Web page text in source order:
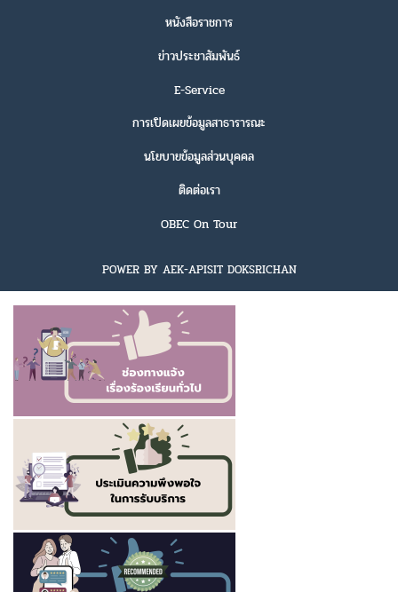
หนังสือราชการ
ข่าวประชาสัมพันธ์
E-Service
การเปิดเผยข้อมูลสาธารารณะ
นโยบายข้อมูลส่วนบุคคล
ติดต่อเรา
OBEC On Tour
POWER BY AEK-APISIT DOKSRICHAN